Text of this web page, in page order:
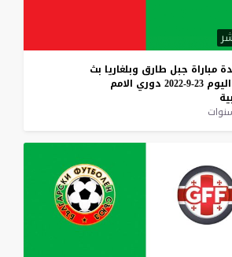
مباراة جبل طارق وبلغاريا بث
اليوم 23-9-2022 دوري الامم